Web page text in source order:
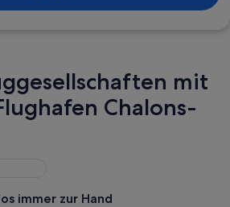
mit
Chalons-
immer zur Hand